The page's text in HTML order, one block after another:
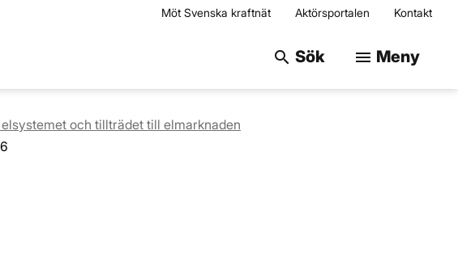
Möt Svenska kraftnät Aktörsportalen Kontakt
search Sök Sök på
menu Meny
och tillträdet till elmarknaden